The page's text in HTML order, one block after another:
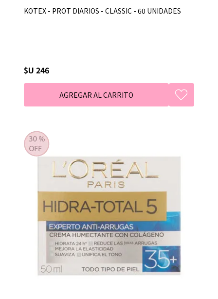
KOTEX - PROT DIARIOS - CLASSIC - 60 UNIDADES
$U 246